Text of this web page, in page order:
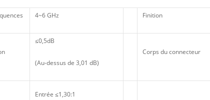
4~6 GHz Finition
≤0,5dB
(Au-dessus de 3,01 dB)
Corps du connecteur
Entrée ≤1,30:1